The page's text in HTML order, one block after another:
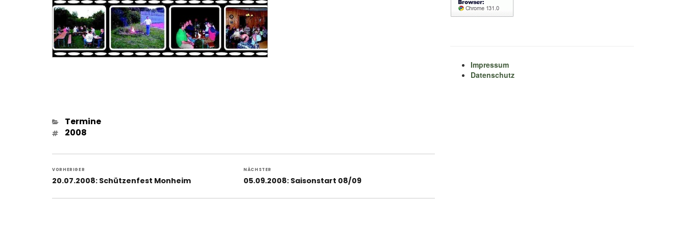
Kategorien
Termine
Schlagwörter
2008
VORHERIGER
Vorheriger
20.07.2008: Schützenfest Monheim
NÄCHSTER
Nächster
05.09.2008: Saisonstart 08/09
Impressum
Datenschutz